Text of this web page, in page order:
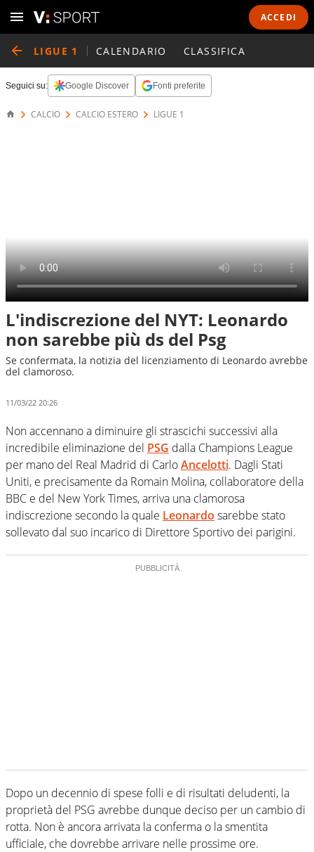
ACCEDI
LIGUE 1 CALENDARIO CLASSIFICA
Seguici su: Google Discover Fonti preferite
CALCIO CALCIO ESTERO LIGUE 1
L'indiscrezione del NYT: Leonardo
non sarebbe più ds del Psg
Se confermata, la notizia del licenziamento di Leonardo avrebbe
del clamoroso.
11/03/22 20:26
Non accennano a diminuire gli strascichi successivi alla
incredibile eliminazione del PSG dalla Champions League
per mano del Real Madrid di CarloAncelotti. Dagli Stati
Uniti, e precisamente da Romain Molina, collaboratore della
BBC e del New York Times, arriva una clamorosa
indiscrezione secondo la quale Leonardo sarebbe stato
sollevato dal suo incarico di Direttore Sportivo dei parigini.
Dopo un decennio di spese folli e di risultati deludenti, la
proprietà del PSG avrebbe dunque deciso per un cambio di
rotta. Non è ancora arrivata la conferma o la smentita
ufficiale, che dovrebbe arrivare nelle prossime ore.